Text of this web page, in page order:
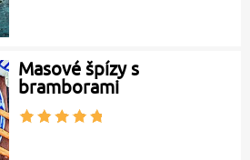
Masové špízy s
bramborami